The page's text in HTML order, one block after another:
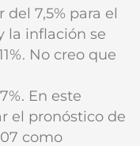
7,5% para el
la inflación se
No creo que
En este
el pronóstico de
como